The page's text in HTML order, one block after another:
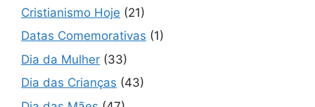
Cristianismo Hoje (21)
Datas Comemorativas (1)
Dia da Mulher (33)
Dia das Crianças (43)